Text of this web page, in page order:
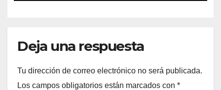
Deja una respuesta
Tu dirección de correo electrónico no será publicada.
Los campos obligatorios están marcados con *